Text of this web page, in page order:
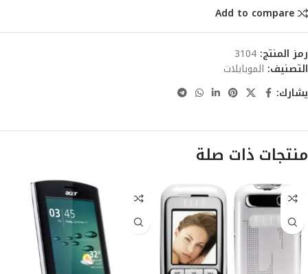
Add to compare
رمز المنتج: 3104
التصنيف: الموبايلات
يشارك:
منتجات ذات صلة